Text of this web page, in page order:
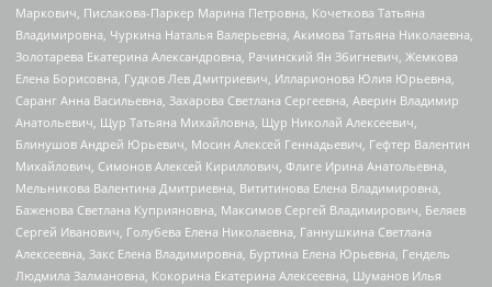
Маркович, Пислакова-Паркер Марина Петровна, Кочеткова Татьяна
Владимировна, Чуркина Наталья Валерьевна, Акимова Татьяна Николаевна,
Золотарева Екатерина Александровна, Рачинский Ян Збигневич, Жемкова
Елена Борисовна, Гудков Лев Дмитриевич, Илларионова Юлия Юрьевна,
Саранг Анна Васильевна, Захарова Светлана Сергеевна, Аверин Владимир
Анатольевич, Щур Татьяна Михайловна, Щур Николай Алексеевич,
Блинушов Андрей Юрьевич, Мосин Алексей Геннадьевич, Гефтер Валентин
Михайлович, Симонов Алексей Кириллович, Флиге Ирина Анатольевна,
Мельникова Валентина Дмитриевна, Вититинова Елена Владимировна,
Баженова Светлана Куприяновна, Максимов Сергей Владимирович, Беляев
Сергей Иванович, Голубева Елена Николаевна, Ганнушкина Светлана
Алексеевна, Закс Елена Владимировна, Буртина Елена Юрьевна, Гендель
Людмила Залмановна, Кокорина Екатерина Алексеевна, Шуманов Илья